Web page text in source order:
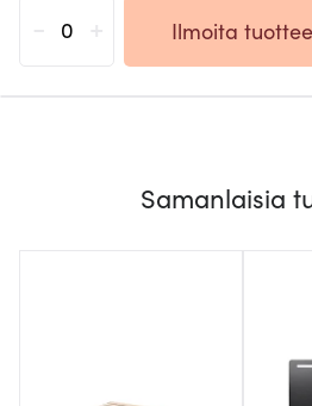
Ilmoita
Samanlaisia